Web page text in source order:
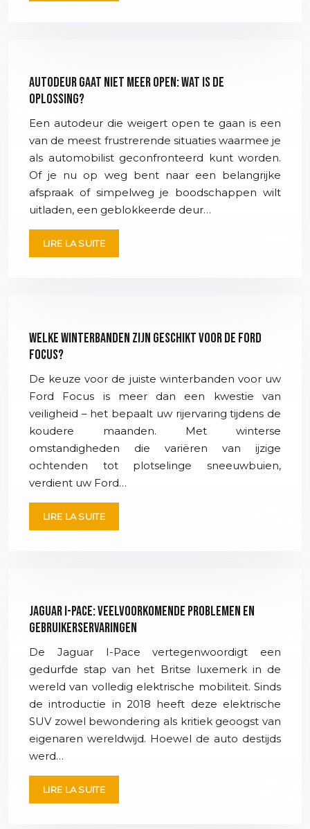
Autodeur gaat niet meer open: wat is de
oplossing?
Een autodeur die weigert open te gaan is een
van de meest frustrerende situaties waarmee je
als automobilist geconfronteerd kunt worden.
Of je nu op weg bent naar een belangrijke
afspraak of simpelweg je boodschappen wilt
uitladen, een geblokkeerde deur…
LIRE LA SUITE
Welke winterbanden zijn geschikt voor de Ford
Focus?
De keuze voor de juiste winterbanden voor uw
Ford Focus is meer dan een kwestie van
veiligheid – het bepaalt uw rijervaring tijdens de
koudere maanden. Met winterse
omstandigheden die variëren van ijzige
ochtenden tot plotselinge sneeuwbuien,
verdient uw Ford…
LIRE LA SUITE
Jaguar I-Pace: veelvoorkomende problemen en
gebruikerservaringen
De Jaguar I-Pace vertegenwoordigt een
gedurfde stap van het Britse luxemerk in de
wereld van volledig elektrische mobiliteit. Sinds
de introductie in 2018 heeft deze elektrische
SUV zowel bewondering als kritiek geoogst van
eigenaren wereldwijd. Hoewel de auto destijds
werd…
LIRE LA SUITE